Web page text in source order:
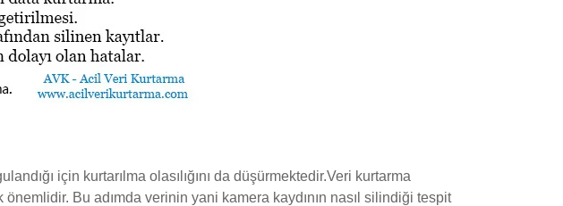
için kurtarılma olasılığını da düşürmektedir.Veri kurtarma
Bu adımda verinin yani kamera kaydının nasıl silindiği tespit